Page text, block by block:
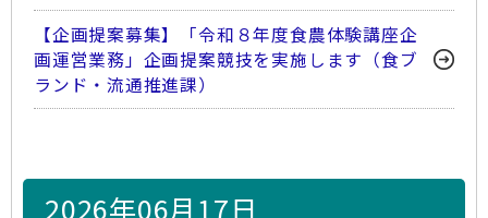
【企画提案募集】「令和８年度食農体験講座企
画運営業務」企画提案競技を実施します（食ブ
ランド・流通推進課）
2026年06月17日